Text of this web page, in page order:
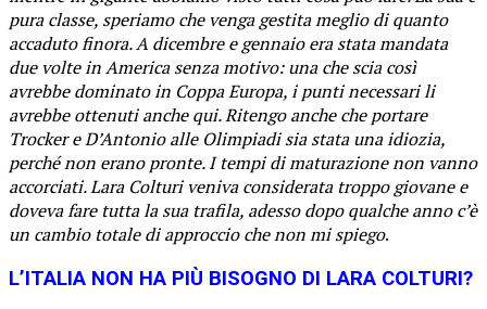
pura classe, speriamo che venga gestita meglio di quanto
accaduto finora. A dicembre e gennaio era stata mandata
due volte in America senza motivo: una che scia così
avrebbe dominato in Coppa Europa, i punti necessari li
avrebbe ottenuti anche qui. Ritengo anche che portare
Trocker e D’Antonio alle Olimpiadi sia stata una idiozia,
perché non erano pronte. I tempi di maturazione non vanno
accorciati. Lara Colturi veniva considerata troppo giovane e
doveva fare tutta la sua trafila, adesso dopo qualche anno c’è
un cambio totale di approccio che non mi spiego.
L’ITALIA NON HA PIÙ BISOGNO DI LARA COLTURI?